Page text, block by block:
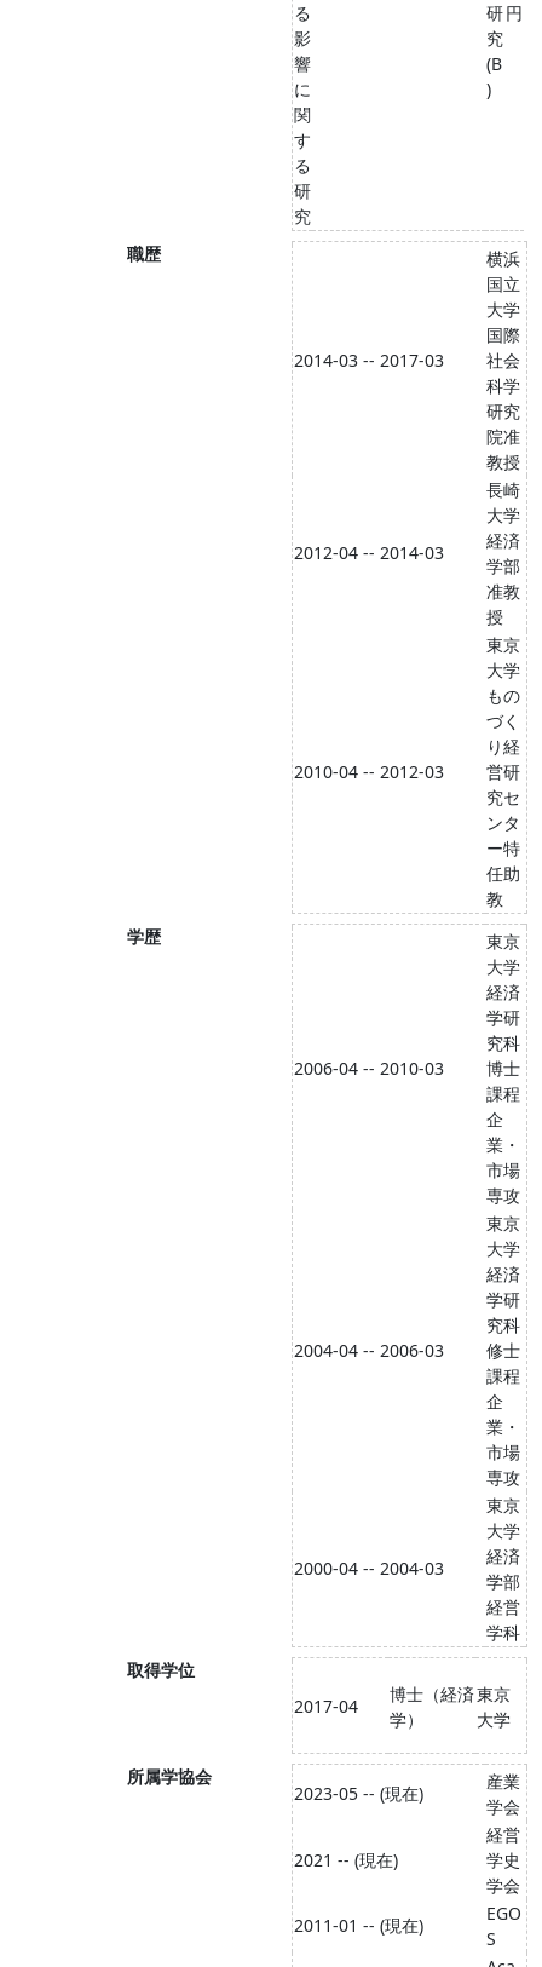
る
影
響
に
関
す
る
研
究
研
究
(B
)
円
職歴
2014-03 -- 2017-03
横浜
国立
大学
国際
社会
科学
研究
院准
教授
2012-04 -- 2014-03
長崎
大学
経済
学部
准教
授
2010-04 -- 2012-03
東京
大学
もの
づく
り経
営研
究セ
ンタ
ー特
任助
教
学歴
2006-04 -- 2010-03
東京
大学
経済
学研
究科
博士
課程
企
業・
市場
専攻
2004-04 -- 2006-03
東京
大学
経済
学研
究科
修士
課程
企
業・
市場
専攻
2000-04 -- 2004-03
東京
大学
経済
学部
経営
学科
取得学位
2017-04
博士（経済
学）
東京
大学
所属学協会
2023-05 -- (現在)
産業
学会
2021 -- (現在)
経営
学史
学会
2011-01 -- (現在)
EGO
S